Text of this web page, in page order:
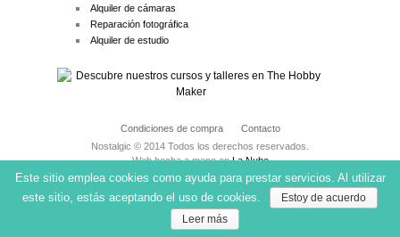
Alquiler de cámaras
Reparación fotográfica
Alquiler de estudio
Condiciones de compra
Contacto
Nostalgic © 2014 Todos los derechos reservados.
Web hecha a mano enLa Nube
Este sitio emplea cookies como ayuda para prestar servicios. Al utilizar
este sitio, estás aceptando el uso de cookies.
Estoy de acuerdo
Leer más